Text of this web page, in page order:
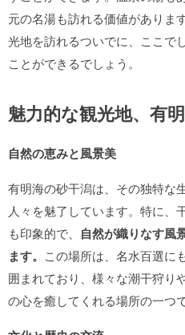
元の名湯も訪れる価値がありま
光地を訪れるついでに、ここで
ことができるでしょう。
魅力的な観光地、有
自然の恵みと風景美
有明海の砂干潟は、その独特な
人々を魅了しています。特に、
も印象的で、 自然が織りなす風
ます。 この場所は、名水百選に
囲まれており、様々な潮干狩り
の心を癒してくれる場所の一つで